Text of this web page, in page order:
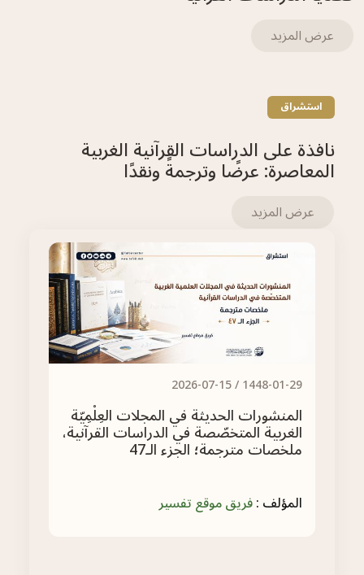
عرض المزيد
استشراق
نافذة على الدراسات القرآنية الغربية
المعاصرة: عرضًا وترجمةً ونقدًا
عرض المزيد
1448-01-29 /
2026-07-15
المنشورات الحديثة في المجلات العِلْمِيّة
الغربية المتخصّصة في الدراسات القرآنية،
ملخصات مترجمة؛ الجزء الـ47
المؤلف :فريق موقع تفسير